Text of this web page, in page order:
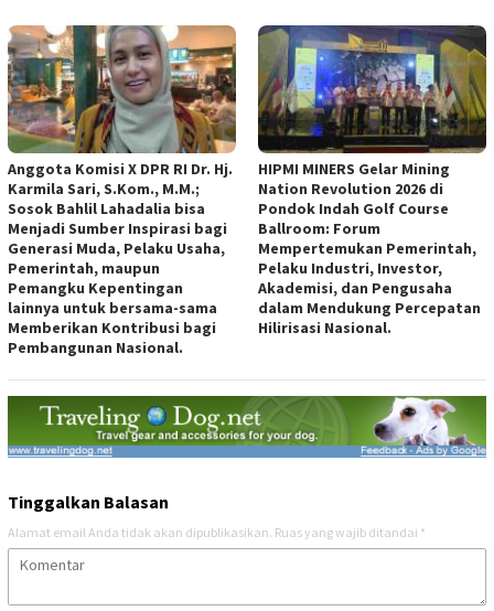
Anggota Komisi X DPR RI Dr. Hj.
Karmila Sari, S.Kom., M.M.;
Sosok Bahlil Lahadalia bisa
Menjadi Sumber Inspirasi bagi
Generasi Muda, Pelaku Usaha,
Pemerintah, maupun
Pemangku Kepentingan
lainnya untuk bersama-sama
Memberikan Kontribusi bagi
Pembangunan Nasional.
HIPMI MINERS Gelar Mining
Nation Revolution 2026 di
Pondok Indah Golf Course
Ballroom: Forum
Mempertemukan Pemerintah,
Pelaku Industri, Investor,
Akademisi, dan Pengusaha
dalam Mendukung Percepatan
Hilirisasi Nasional.
Tinggalkan Balasan
Alamat email Anda tidak akan dipublikasikan. Ruas yang wajib ditandai *